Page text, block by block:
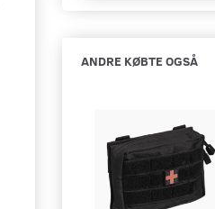
ANDRE KØBTE OGSÅ